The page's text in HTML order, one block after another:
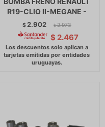
R19-CLIO II-MEGANE -
$ 2.902 $ 2.973
$ 2.467